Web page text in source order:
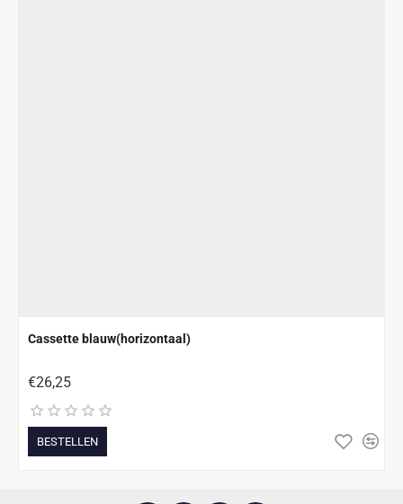
Cassette blauw(horizontaal)
€26,25
BESTELLEN